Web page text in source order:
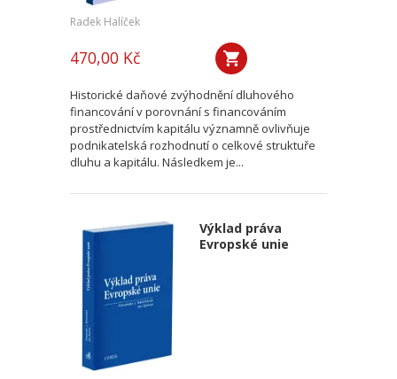
Radek Halíček
470,00 Kč
Historické daňové zvýhodnění dluhového
financování v porovnání s financováním
prostřednictvím kapitálu významně ovlivňuje
podnikatelská rozhodnutí o celkové struktuře
dluhu a kapitálu. Následkem je...
Výklad práva
Evropské unie